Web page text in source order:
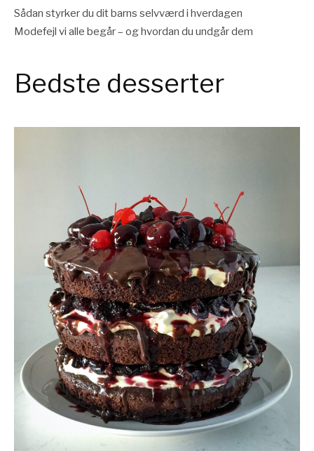
Sådan styrker du dit barns selvværd i hverdagen
Modefejl vi alle begår – og hvordan du undgår dem
Bedste desserter